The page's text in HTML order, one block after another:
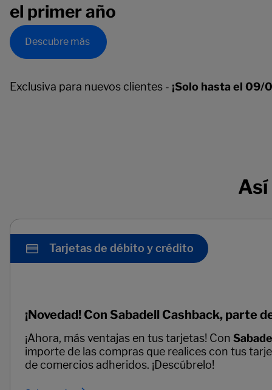
el primer año
Descubre más
Exclusiva para nuevos clientes - ¡Solo hasta el 09/
Tarjetas de débito y crédito
¡Novedad! Con Sabadell Cashback, parte
¡Ahora, más ventajas en tus tarjetas! Con
importe de las compras que realices con tus
de comercios adheridos. ¡Descúbrelo!